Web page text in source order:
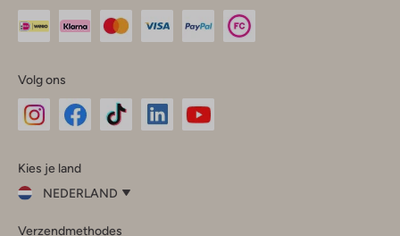
Volg ons
InstagramFacebook
Kies je land
NEDERLAND
je
Verzendmethodes